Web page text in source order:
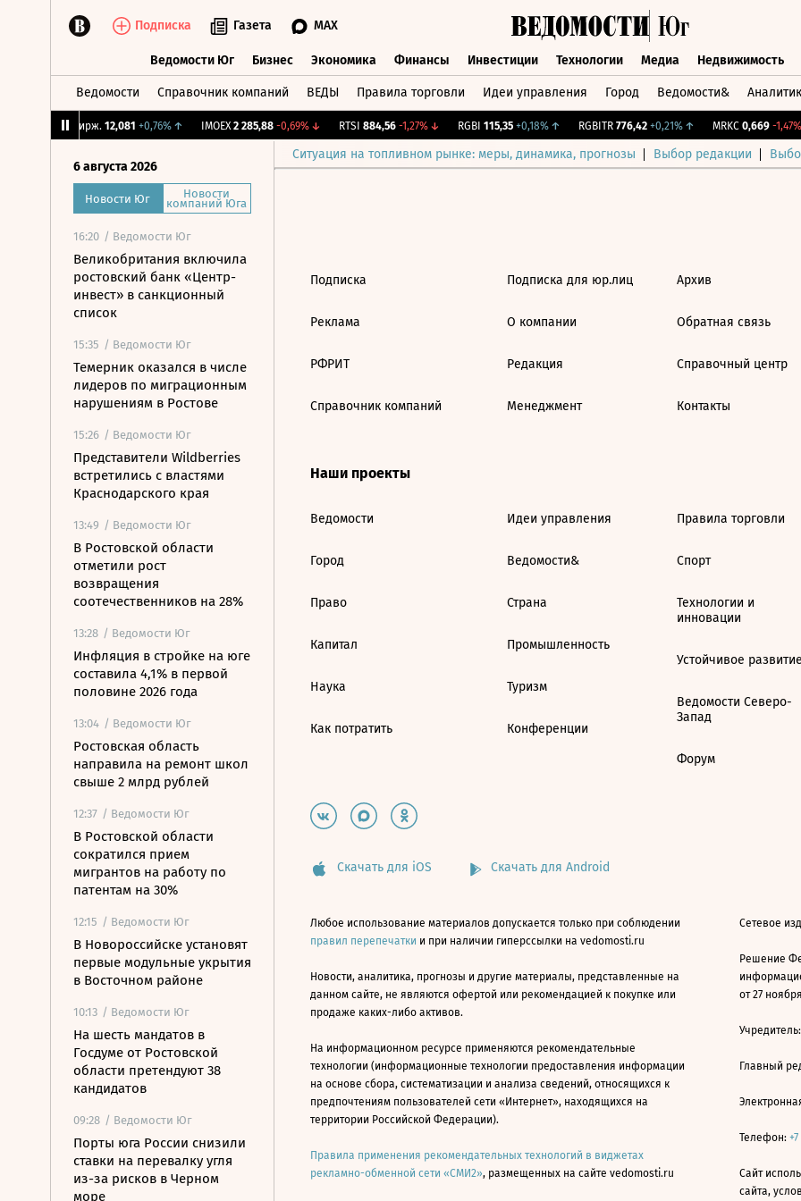
Подписка Газета MAX
Ведомости Юг Бизнес Экономика Финансы Инвестиции Технологии Медиа Недвижимость
Ведомости Справочник компаний ВЕДЫ Правила торговли Идеи управления Город Ведомости&
CNY Бирж. 12,081 +0,76%↑ IMOEX 2 285,88 -0,69%↓ RTSI 884,56 -1,27%↓ RGBI 115,35 +0,18%↑ RGBITR 776,42 +0,21%↑ MRKC 0,669 -1,47%
Ситуация на топливном рынке: меры, динамика, прогнозы Выбор редакции
6 августа 2026
Новости Юг Новости
компаний Юга
16:20 / Ведомости Юг
Великобритания включила
ростовский банк «Центр-
инвест» в санкционный
список
15:35 / Ведомости Юг
Темерник оказался в числе
лидеров по миграционным
нарушениям в Ростове
15:26 / Ведомости Юг
Представители Wildberries
встретились с властями
Краснодарского края
13:49 / Ведомости Юг
В Ростовской области
отметили рост
возвращения
соотечественников на 28%
13:28 / Ведомости Юг
Инфляция в стройке на юге
составила 4,1% в первой
половине 2026 года
13:04 / Ведомости Юг
Ростовская область
направила на ремонт школ
свыше 2 млрд рублей
12:37 / Ведомости Юг
В Ростовской области
сократился прием
мигрантов на работу по
патентам на 30%
12:15 / Ведомости Юг
В Новороссийске установят
первые модульные укрытия
в Восточном районе
10:13 / Ведомости Юг
На шесть мандатов в
Госдуме от Ростовской
области претендуют 38
кандидатов
09:28 / Ведомости Юг
Порты юга России снизили
ставки на перевалку угля
из-за рисков в Черном
море
Подписка
Реклама
РФРИТ
Справочник компаний
Подписка для юр.лиц
О компании
Редакция
Менеджмент
Архив
Обратная связь
Справочный центр
Контакты
Наши проекты
Ведомости
Город
Право
Капитал
Наука
Как потратить
Идеи управления
Ведомости&
Страна
Промышленность
Туризм
Конференции
Правила торговли
Спорт
Технологии и
инновации
Устойчивое
Ведомости Северо-
Запад
Форум
Скачать для iOS Скачать для Android
Любое использование материалов допускается только при соблюдении
правил перепечатки и при наличии гиперссылки на vedomosti.ru
Новости, аналитика, прогнозы и другие материалы, представленные на
данном сайте, не являются офертой или рекомендацией к покупке или
продаже каких-либо активов.
На информационном ресурсе применяются рекомендательные
технологии (информационные технологии предоставления информации
на основе сбора, систематизации и анализа сведений, относящихся к
предпочтениям пользователей сети «Интернет», находящихся на
территории Российской Федерации).
Правила применения рекомендательных технологий в виджетах
рекламно-обменной сети «СМИ2», размещенных на сайте vedomosti.ru
Сетевое
Решение
от 27
Главный
Телефон:
Сайт
сайта,